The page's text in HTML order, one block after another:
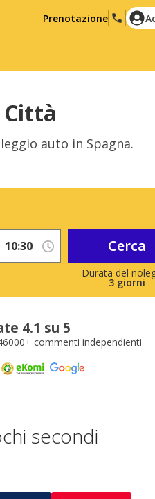
Prenotazione
Nederlands
Hrvatski
auto in Spagna.
3 giorni
Cerca
4.1 su 5
commenti independienti
secondi